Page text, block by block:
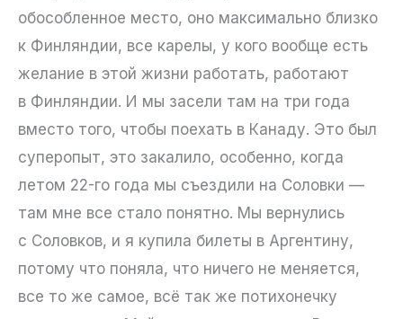
обособленное место, оно максимально близко
к Финляндии, все карелы, у кого вообще есть
желание в этой жизни работать, работают
в Финляндии. И мы засели там на три года
вместо того, чтобы поехать в Канаду. Это был
суперопыт, это закалило, особенно, когда
летом 22-го года мы съездили на Соловки —
там мне все стало понятно. Мы вернулись
с Соловков, и я купила билеты в Аргентину,
потому что поняла, что ничего не меняется,
все то же самое, всё так же потихонечку